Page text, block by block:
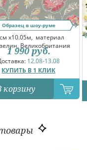
Образец в шоу-руме
x10.05м, материал
Великобритания
12.08-13.08
КУПИТЬ В 1 КЛИК
1 990 руб.
корзину